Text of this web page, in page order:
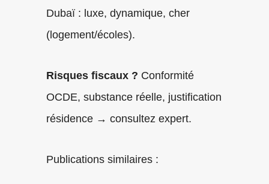
Dubaï : luxe, dynamique, cher
(logement/écoles).
Risques fiscaux ? Conformité
OCDE, substance réelle, justification
résidence → consultez expert.
Publications similaires :